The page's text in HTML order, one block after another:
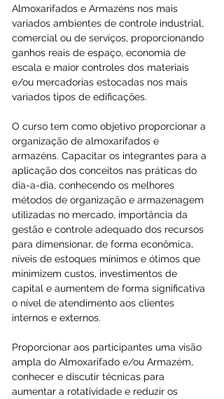
Almoxarifados e Armazéns nos mais
variados ambientes de controle industrial,
comercial ou de serviços, proporcionando
ganhos reais de espaço, economia de
escala e maior controles dos materiais
e/ou mercadorias estocadas nos mais
variados tipos de edificações.
O curso tem como objetivo proporcionar a
organização de almoxarifados e
armazéns. Capacitar os integrantes para a
aplicação dos conceitos nas práticas do
dia-a-dia, conhecendo os melhores
métodos de organização e armazenagem
utilizadas no mercado, importância da
gestão e controle adequado dos recursos
para dimensionar, de forma econômica,
níveis de estoques mínimos e ótimos que
minimizem custos, investimentos de
capital e aumentem de forma significativa
o nível de atendimento aos clientes
internos e externos.
Proporcionar aos participantes uma visão
ampla do Almoxarifado e/ou Armazém,
conhecer e discutir técnicas para
aumentar a rotatividade e reduzir os